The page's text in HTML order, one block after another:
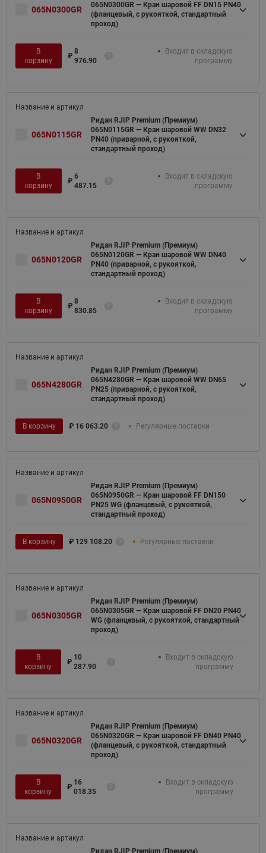
065N0300GR
065N0300GR — Кран шаровой FF DN15 PN40
(фланцевый, с рукояткой, стандартный
проход)
В
корзину
₽
8
976.90
Входит в складскую
программу
065N0115GR
Ридан RJIP Premium (Премиум)
065N0115GR — Кран шаровой WW DN32
PN40 (приварной, с рукояткой,
стандартный проход)
В
корзину
₽
6
487.15
Входит в складскую
программу
065N0120GR
Ридан RJIP Premium (Премиум)
065N0120GR — Кран шаровой WW DN40
PN40 (приварной, с рукояткой,
стандартный проход)
В
корзину
₽
8
830.85
Входит в складскую
программу
065N4280GR
Ридан RJIP Premium (Премиум)
065N4280GR — Кран шаровой WW DN65
PN25 (приварной, с рукояткой,
стандартный проход)
В корзину ₽ 16 063.20 Регулярные поставки
065N0950GR
Ридан RJIP Premium (Премиум)
065N0950GR — Кран шаровой FF DN150
PN25 WG (фланцевый, с рукояткой,
стандартный проход)
В корзину ₽ 129 108.20 Регулярные поставки
065N0305GR
Ридан RJIP Premium (Премиум)
065N0305GR — Кран шаровой FF DN20 PN40
WG (фланцевый, с рукояткой, стандартный
проход)
В
корзину
₽
10
287.90
Входит в складскую
программу
065N0320GR
Ридан RJIP Premium (Премиум)
065N0320GR — Кран шаровой FF DN40 PN40
(фланцевый, с рукояткой, стандартный
проход)
В
корзину
₽
16
018.35
Входит в складскую
программу
Ридан RJIP Premium (Премиум)